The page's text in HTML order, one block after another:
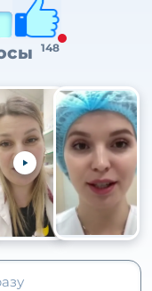
148
+105